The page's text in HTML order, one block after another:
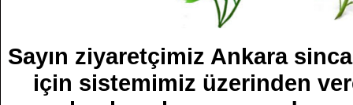
Sayın ziyaretçimiz Ankara
için sistemimiz üzerinden